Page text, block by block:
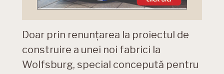
Doar prin renunțarea la proiectul de
construire a unei noi fabrici la
Wolfsburg, special concepută pentru